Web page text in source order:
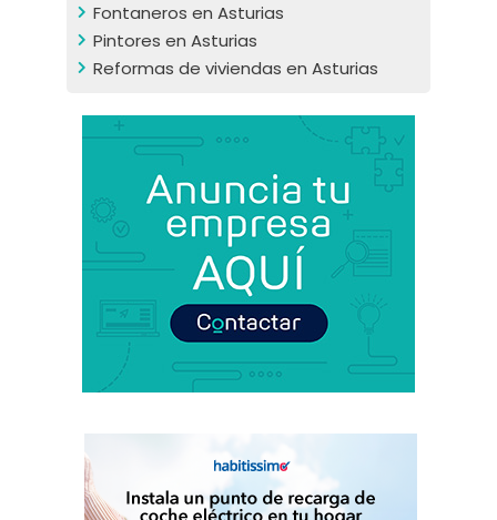
Fontaneros en Asturias
Pintores en Asturias
Reformas de viviendas en Asturias